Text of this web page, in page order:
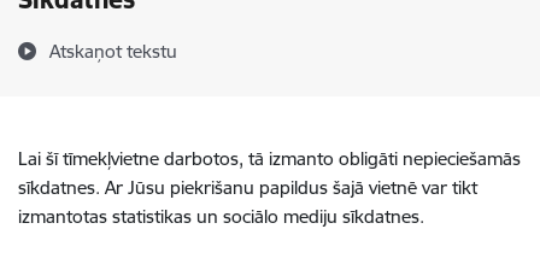
Atskaņot tekstu
Lai šī tīmekļvietne darbotos, tā izmanto obligāti nepieciešamās
sīkdatnes. Ar Jūsu piekrišanu papildus šajā vietnē var tikt
izmantotas statistikas un sociālo mediju sīkdatnes.